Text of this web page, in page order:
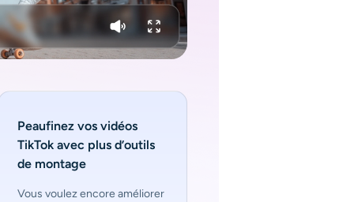
Peaufinez vos vidéos
TikTok avec plus d’outils
de montage
Vous voulez encore améliorer